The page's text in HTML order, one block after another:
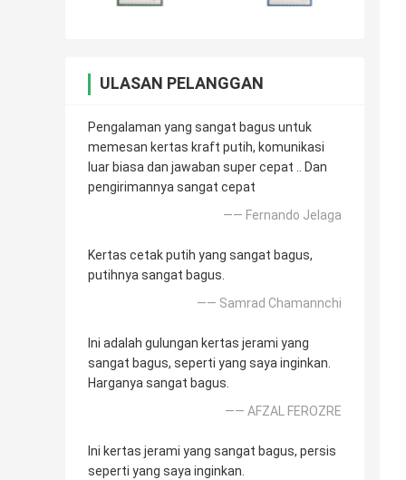
ULASAN PELANGGAN
Pengalaman yang sangat bagus untuk
memesan kertas kraft putih, komunikasi
luar biasa dan jawaban super cepat .. Dan
pengirimannya sangat cepat
—— Fernando Jelaga
Kertas cetak putih yang sangat bagus,
putihnya sangat bagus.
—— Samrad Chamannchi
Ini adalah gulungan kertas jerami yang
sangat bagus, seperti yang saya inginkan.
Harganya sangat bagus.
—— AFZAL FEROZRE
Ini kertas jerami yang sangat bagus, persis
seperti yang saya inginkan.